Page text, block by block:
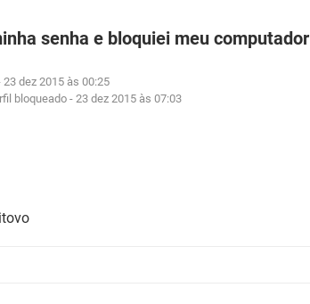
senha e bloquiei meu computador
23 dez 2015 às 00:25
bloqueado -23 dez 2015 às 07:03